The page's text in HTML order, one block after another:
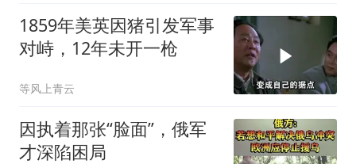
1859年美英因猪引发军事
对峙，12年未开一枪
等风上青云
因执着那张“脸面”，俄军
才深陷困局